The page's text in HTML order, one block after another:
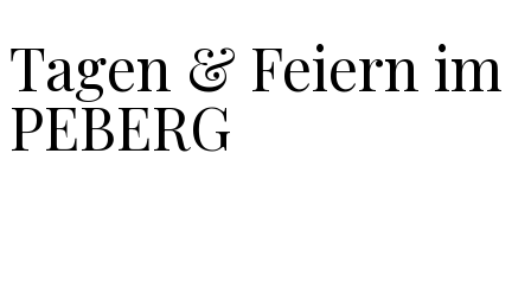
Tagen & Feiern im
PEBERG